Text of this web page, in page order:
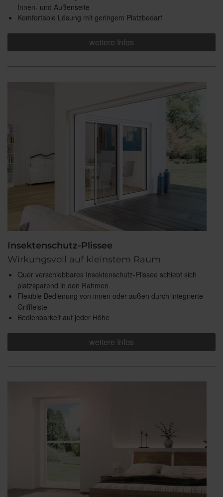
Innen- und Außenseite
Komfortable Lösung mit geringem Platzbedarf
weitere Infos
Insektenschutz-Plissee
Wirkungsvoll auf kleinstem Raum
Quer verschiebbares Insektenschutz-Plissee schiebt sich
platzsparend in den Rahmen
Flexible Bedienung von innen oder außen durch integrierte
Griffleiste
Bedienbarkeit auf jeder Höhe
weitere Infos